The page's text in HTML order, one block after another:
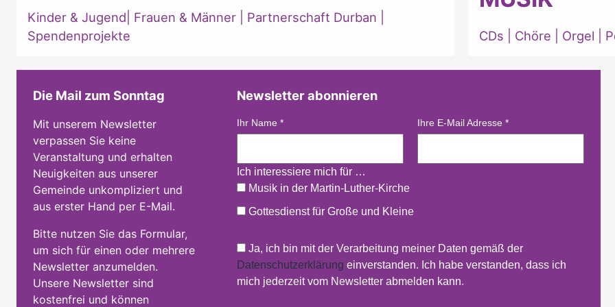
Kinder & Jugend Frauen & Männer Partnerschaft Durban
Spendenprojekte
CDs Chöre Orgel
Die Mail zum Sonntag
Mit unserem Newsletter
verpassen Sie keine
Veranstaltung und erhalten
Neuigkeiten aus unserer
Gemeinde unkompliziert und
aus erster Hand per E-Mail.
Bitte nutzen Sie das Formular,
um sich für einen oder mehrere
Newsletter anzumelden.
Unsere Newsletter sind
kostenfrei und können
Newsletter abonnieren
Ihr Name * Ihre E-Mail Adresse *
Ich interessiere mich für …
Musik in der Martin-Luther-Kirche
Gottesdienst für Große und Kleine
Ja, ich bin mit der Verarbeitung meiner Daten gemäß der
Datenschutzerklärung einverstanden. Ich habe verstanden, dass ich
mich jederzeit vom Newsletter abmelden kann.